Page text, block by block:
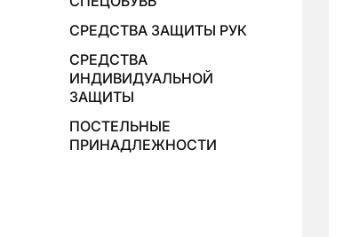
СРЕДСТВА ЗАЩИТЫ РУК
СРЕДСТВА
ИНДИВИДУАЛЬНОЙ
ЗАЩИТЫ
ПОСТЕЛЬНЫЕ
ПРИНАДЛЕЖНОСТИ